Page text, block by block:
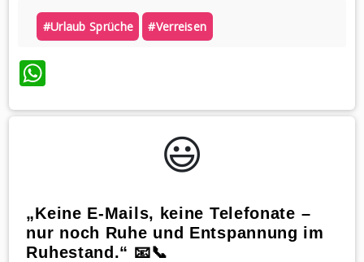
#urlaub Sprüche #verreisen
WhatsApp
😃️
„Keine E-Mails, keine Telefonate –
nur noch Ruhe und Entspannung im
Ruhestand.“ 📧📞